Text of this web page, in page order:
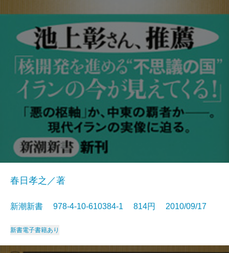
春日孝之／著
新潮新書 978-4-10-610384-1 814円 2010/09/17
新書電子書籍あり